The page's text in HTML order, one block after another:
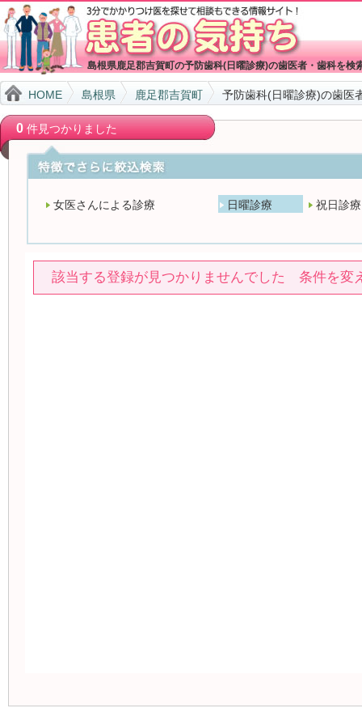
島根県鹿足郡吉賀町の予防歯科(日曜診療)の歯医者・歯科を検
HOME 島根県 鹿足郡吉賀町 予防歯科(日曜診療)の歯医
0件見つかりました
女医さんによる診療 日曜診療 祝日診療
該当する登録が見つかりませんでした 条件を